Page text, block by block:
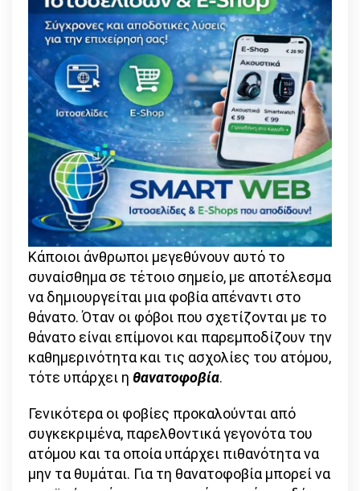
Κάποιοι άνθρωποι μεγεθύνουν αυτό το
συναίσθημα σε τέτοιο σημείο, με αποτέλεσμα
να δημιουργείται μια φοβία απέναντι στο
θάνατο. Όταν οι φόβοι που σχετίζονται με το
θάνατο είναι επίμονοι και παρεμποδίζουν την
καθημερινότητα και τις ασχολίες του ατόμου,
τότε υπάρχει η θανατοφοβία.
Γενικότερα οι φοβίες προκαλούνται από
συγκεκριμένα, παρελθοντικά γεγονότα του
ατόμου και τα οποία υπάρχει πιθανότητα να
μην τα θυμάται. Για τη θανατοφοβία μπορεί να